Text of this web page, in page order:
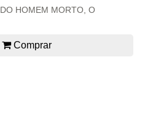
HOMEM MORTO, O
Comprar